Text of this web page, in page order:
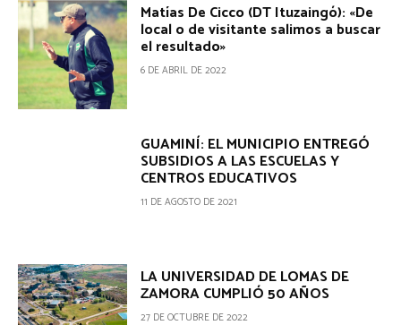
Matías De Cicco (DT Ituzaingó): «De
local o de visitante salimos a buscar
el resultado»
6 DE ABRIL DE 2022
GUAMINÍ: EL MUNICIPIO ENTREGÓ
SUBSIDIOS A LAS ESCUELAS Y
CENTROS EDUCATIVOS
11 DE AGOSTO DE 2021
LA UNIVERSIDAD DE LOMAS DE
ZAMORA CUMPLIÓ 50 AÑOS
27 DE OCTUBRE DE 2022